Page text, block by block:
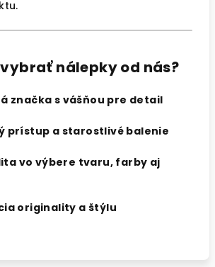
vybrať nálepky od nás?
značka s vášňou pre detail
prístup a starostlivé balenie
vo výbere tvaru, farby aj
originality a štýlu